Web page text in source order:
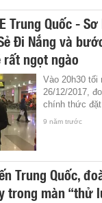
Trung Quốc -
Đi Nắng và
ngọt ngào
Vào 20h30 tối
26/12/2017,
chính thức đặt
9 năm trước
Trung Quốc,
trong màn “thử